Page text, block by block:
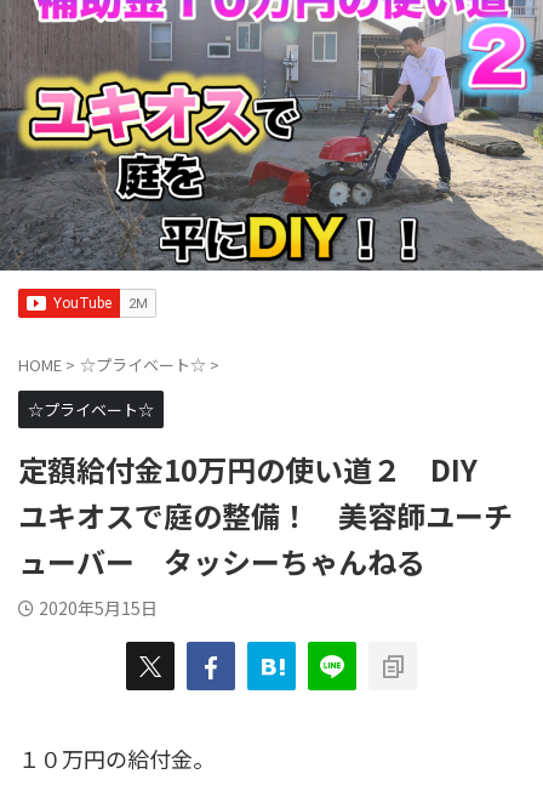
HOME > ☆プライベート☆ >
☆プライベート☆
定額給付金10万円の使い道２ DIY
ユキオスで庭の整備！ 美容師ユーチ
ューバー タッシーちゃんねる
2020年5月15日
１０万円の給付金。